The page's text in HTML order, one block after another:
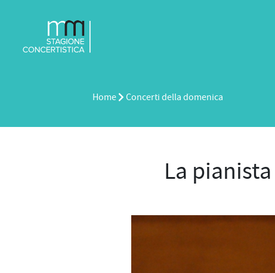
Home Concerti della domenica
La